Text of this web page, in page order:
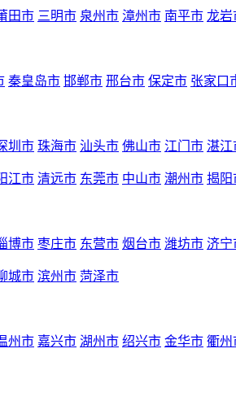
田市 三明市 泉州市 漳州市 南平市 龙岩
秦皇岛市 邯郸市 邢台市 保定市 张家口
圳市 珠海市 汕头市 佛山市 江门市 湛江
江市 清远市 东莞市 中山市 潮州市 揭阳
博市 枣庄市 东营市 烟台市 潍坊市 济宁
城市 滨州市 菏泽市
州市 嘉兴市 湖州市 绍兴市 金华市 衢州